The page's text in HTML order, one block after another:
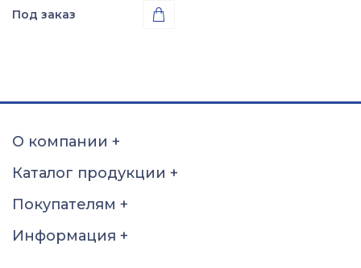
Под заказ 
О компании +
Каталог продукции +
Покупателям +
Информация +